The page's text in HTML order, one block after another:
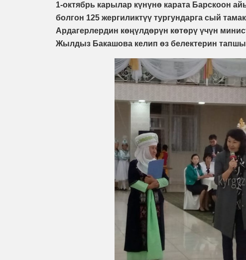
1-октябрь карылар күнүнө карата Барскоон
болгон 125 жергиликтүү тургундарга сый
Ардагерлердин көңүлдөрүн көтөрү үчүн
Жылдыз Бакашова келип өз белектерин